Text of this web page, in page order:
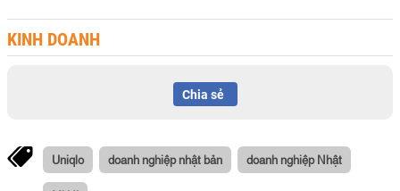
KINH DOANH
Chia sẻ
Uniqlo doanh nghiệp nhật bản doanh nghiệp Nhật